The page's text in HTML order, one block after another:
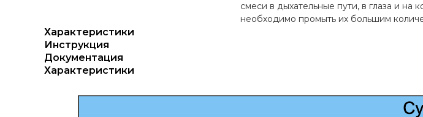
смеси в дыхательные пути, в глаза и на
необходимо промыть их большим
Характеристики
Инструкция
Документация
Характеристики